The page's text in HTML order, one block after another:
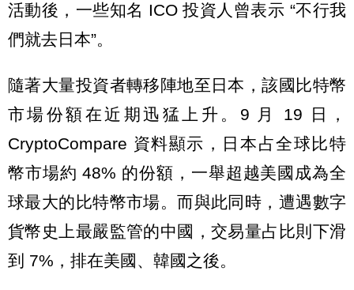
活動後，一些知名 ICO 投資人曾表示 “不行我
們就去日本”。
隨著大量投資者轉移陣地至日本，該國比特幣
市場份額在近期迅猛上升。9 月 19 日，
CryptoCompare 資料顯示，日本占全球比特
幣市場約 48% 的份額，一舉超越美國成為全
球最大的比特幣市場。而與此同時，遭遇數字
貨幣史上最嚴監管的中國，交易量占比則下滑
到 7%，排在美國、韓國之後。